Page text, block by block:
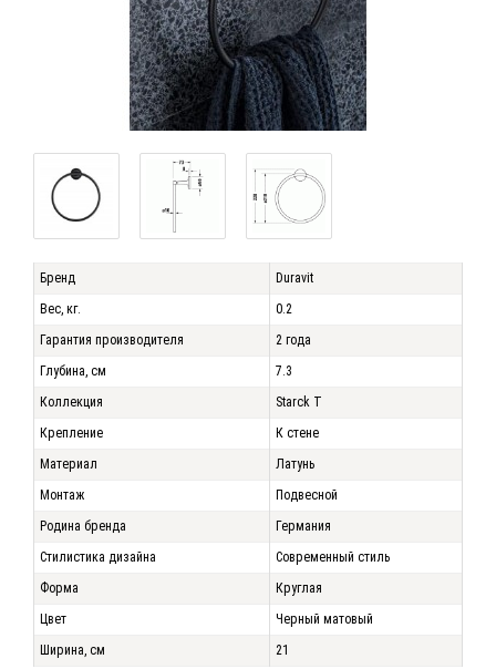
Бренд
Duravit
Вес, кг.
0.2
Гарантия производителя
2 года
Глубина, см
7.3
Коллекция
Starck T
Крепление
К стене
Материал
Латунь
Монтаж
Подвесной
Родина бренда
Германия
Стилистика дизайна
Современный стиль
Форма
Круглая
Цвет
Черный матовый
Ширина, см
21